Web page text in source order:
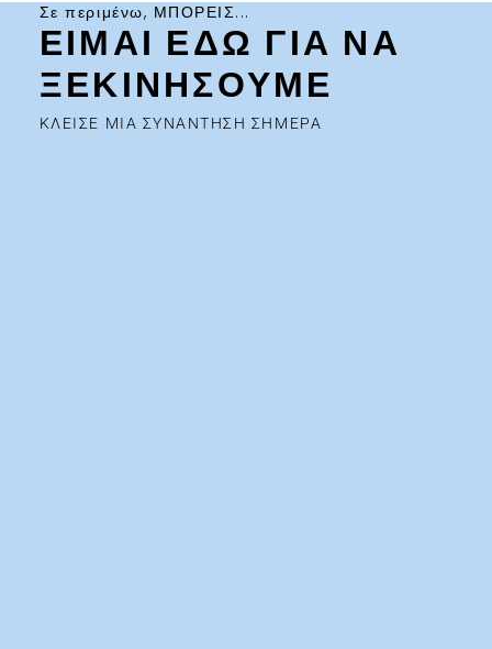
Σε περιμένω, ΜΠΟΡΕΙΣ...
ΕΙΜΑΙ ΕΔΩ ΓΙΑ ΝΑ
ΞΕΚΙΝΗΣΟΥΜΕ
ΚΛΕΙΣΕ ΜΙΑ ΣΥΝΑΝΤΗΣΗ ΣΗΜΕΡΑ